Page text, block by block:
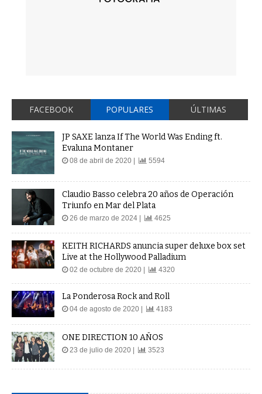
FACEBOOK POPULARES ÚLTIMAS
JP SAXE lanza If The World Was Ending ft.
Evaluna Montaner
08 de abril de 2020 | 5594
Claudio Basso celebra 20 años de Operación
Triunfo en Mar del Plata
26 de marzo de 2024 | 4625
KEITH RICHARDS anuncia super deluxe box set
Live at the Hollywood Palladium
02 de octubre de 2020 | 4320
La Ponderosa Rock and Roll
04 de agosto de 2020 | 4183
ONE DIRECTION 10 AÑOS
23 de julio de 2020 | 3523